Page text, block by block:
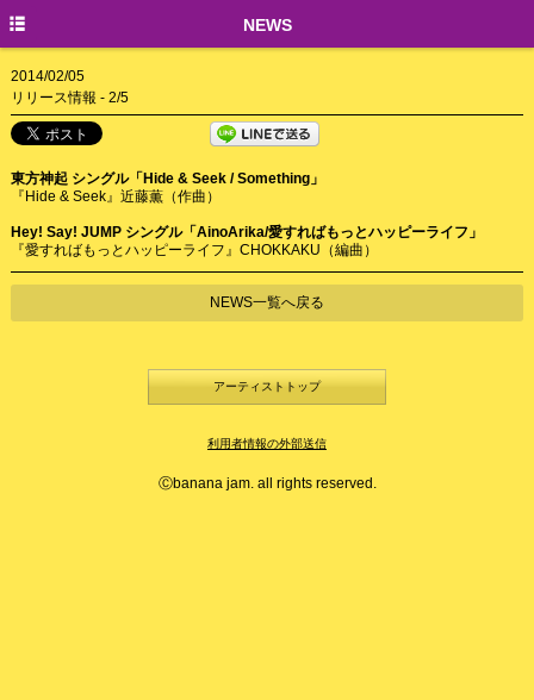
NEWS
2014/02/05
リリース情報 - 2/5
東方神起 シングル「Hide & Seek / Something」
『Hide & Seek』近藤薫（作曲）
Hey! Say! JUMP シングル「AinoArika/愛すればもっとハッピーライフ」
『愛すればもっとハッピーライフ』CHOKKAKU（編曲）
NEWS一覧へ戻る
アーティストトップ
利用者情報の外部送信
Ⓒbanana jam. all rights reserved.
NEWS
CREATORS